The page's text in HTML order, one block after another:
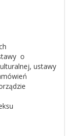
o
ustawy